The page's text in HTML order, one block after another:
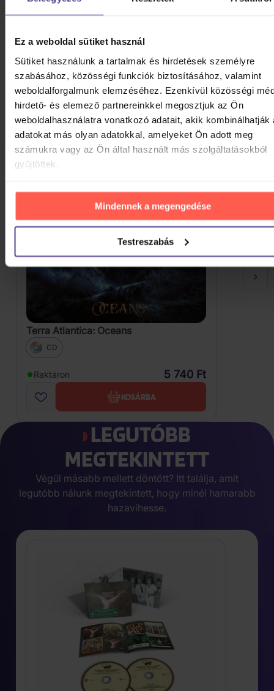
Ez a weboldal sütiket használ
Sütiket használunk a tartalmak és hirdetések személyre
szabásához, közösségi funkciók biztosításához, valamint
weboldalforgalmunk elemzéséhez. Ezenkívül közösségi
hirdető- és elemező partnereinkkel megosztjuk az Ön
weboldalhasználatra vonatkozó adatait, akik kombinálhatják
adatokat más olyan adatokkal, amelyeket Ön adott meg
számukra vagy az Ön által használt más szolgáltatásokból
gyűjtöttek.
Mindennek a megengedése
Testreszabás
12. Lucky Man (Alternate Version) (2012
HASONLÓ TERMÉKEK
Lehet, hogy tetszeni fog néhány további apróság is.
Vessen rá egy pillantást.
Terra Atlantica: Oceans
CD
Raktáron 5 740 Ft
KOSÁRBA
LEGUTÓBB
MEGTEKINTETT
Végül másabb mellett döntött? Itt találja, amit
legutóbb nálunk megtekintett, hogy minél hamarabb
hazavihesse.